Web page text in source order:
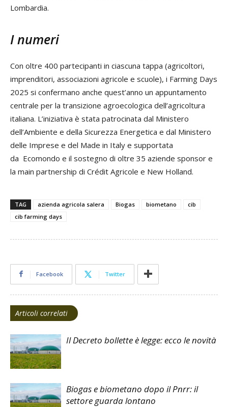
Lombardia.
I numeri
Con oltre 400 partecipanti in ciascuna tappa (agricoltori,
imprenditori, associazioni agricole e scuole), i Farming Days
2025 si confermano anche quest’anno un appuntamento
centrale per la transizione agroecologica dell’agricoltura
italiana. L’iniziativa è stata patrocinata dal Ministero
dell’Ambiente e della Sicurezza Energetica e dal Ministero
delle Imprese e del Made in Italy e supportata
da Ecomondo e il sostegno di oltre 35 aziende sponsor e
la main partnership di Crédit Agricole e New Holland.
TAG azienda agricola salera Biogas biometano
cib
cib farming days
Facebook Twitter
Articoli correlati
Il Decreto bollette è legge: ecco le novità
Biogas e biometano dopo il Pnrr: il
settore guarda lontano